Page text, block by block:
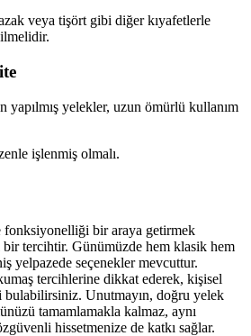
veya tişört gibi diğer kıyafetlerle
yapılmış yelekler, uzun ömürlü kullanım
işlenmiş olmalı.
fonksiyonelliği bir araya getirmek
tercihtir. Günümüzde hem klasik hem
yelpazede seçenekler mevcuttur.
tercihlerine dikkat ederek, kişisel
bulabilirsiniz. Unutmayın, doğru yelek
tamamlamakla kalmaz, aynı
hissetmenize de katkı sağlar.